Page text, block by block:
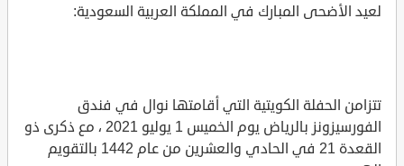
لعيد الأضحى المبارك في المملكة العربية السعودية:
تتزامن الحفلة الكويتية التي أقامتها نوال في فندق
الفورسيزونز بالرياض يوم الخميس 1 يوليو 2021 ، مع ذكرى ذو
القعدة 21 في الحادي والعشرين من عام 1442 بالتقويم